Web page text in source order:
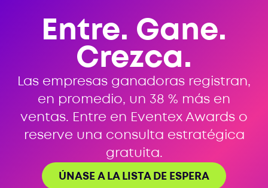
Entre. Gane.
Crezca.
Las empresas ganadoras registran,
en promedio, un 38 % más en
ventas. Entre en Eventex Awards o
reserve una consulta estratégica
gratuita.
ÚNASE A LA LISTA DE ESPERA